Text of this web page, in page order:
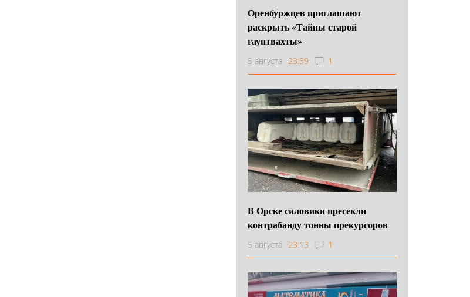
Оренбуржцев приглашают
раскрыть «Тайны старой
гауптвахты»
5 августа 23:59 1
В Орске силовики пресекли
контрабанду тонны прекурсоров
5 августа 23:13 1